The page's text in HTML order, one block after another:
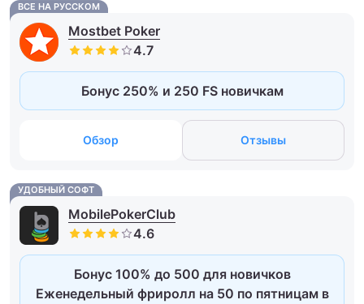
ВСЕ НА РУССКОМ
Mostbet Poker
Бонус 250% и 250 FS новичкам
Обзор Отзывы
УДОБНЫЙ СОФТ
MobilePokerClub
Бонус 100% до 500 для новичков
Еженедельный фриролл на 50 по пятницам в